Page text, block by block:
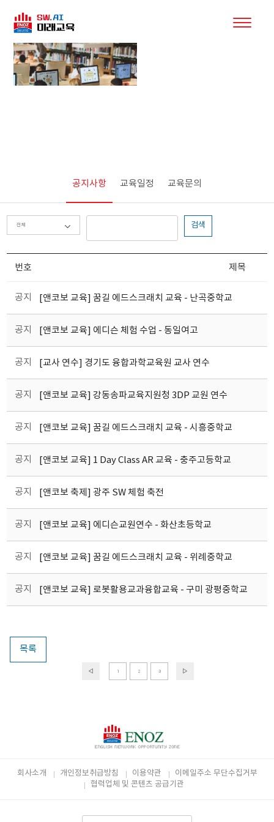
공지사항 교육일정 교육문의
검색
번호 제목
공지 [앤코보 교육] 꿈길 에드스크래치 교육 - 난곡중학교
공지 [앤코보 교육] 에디슨 체험 수업 - 동일여고
공지 [교사 연수] 경기도 융합과학교육원 교사 연수
공지 [앤코보 교육] 강동송파교육지원청 3DP 교원 연수
공지 [앤코보 교육] 꿈길 에드스크래치 교육 - 시흥중학교
공지 [앤코보 교육] 1 Day Class AR 교육 - 충주고등학교
공지 [앤코보 축제] 광주 SW 체험 축전
공지 [앤코보 교육] 에디슨교원연수 - 화산초등학교
공지 [앤코보 교육] 꿈길 에드스크래치 교육 - 위례중학교
공지 [앤코보 교육] 로봇활용교과융합교육 - 구미 광평중학교
목록
1 2 3
회사소개 개인정보취급방침 이용약관
이메일주소 무단수집거부
협력업체 및 콘텐츠 공급기관